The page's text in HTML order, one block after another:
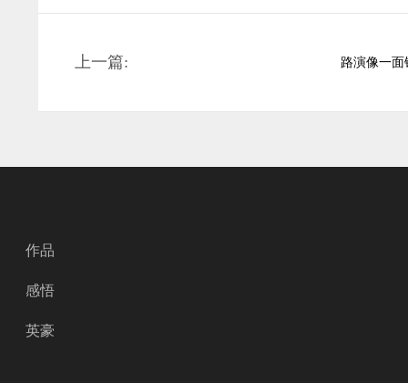
上一篇: 路演像一
作品
感悟
英豪